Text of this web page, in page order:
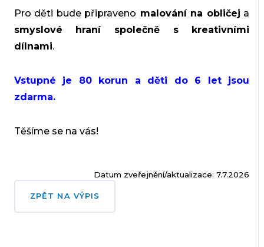
Pro děti bude připraveno malování na obličej a
smyslové hraní společně s kreativními
dílnami.
Vstupné je 80 korun a děti do 6 let jsou
zdarma.
Těšíme se na vás!
Datum zveřejnění/aktualizace: 7.7.2026
ZPĚT NA VÝPIS